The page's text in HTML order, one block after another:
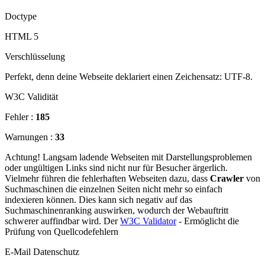
Doctype
HTML 5
Verschlüsselung
Perfekt, denn deine Webseite deklariert einen Zeichensatz: UTF-8.
W3C Validität
Fehler : 185
Warnungen : 33
Achtung! Langsam ladende Webseiten mit Darstellungsproblemen
oder ungültigen Links sind nicht nur für Besucher ärgerlich.
Vielmehr führen die fehlerhaften Webseiten dazu, dass Crawler von
Suchmaschinen die einzelnen Seiten nicht mehr so einfach
indexieren können. Dies kann sich negativ auf das
Suchmaschinenranking auswirken, wodurch der Webauftritt
schwerer auffindbar wird. DerW3C Validator- Ermöglicht die
Prüfung von Quellcodefehlern
E-Mail Datenschutz